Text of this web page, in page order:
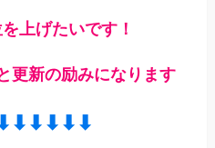
上げたいです！
更新の励みになります